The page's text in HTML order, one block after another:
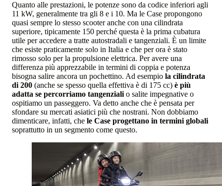
Quanto alle prestazioni, le potenze sono da codice inferiori agli
11 kW, generalmente tra gli 8 e i 10. Ma le Case propongono
quasi sempre lo stesso scooter anche con una cilindrata
superiore, tipicamente 150 perché questa è la prima cubatura
utile per accedere a tratte autostradali e tangenziali. È un limite
che esiste praticamente solo in Italia e che per ora è stato
rimosso solo per la propulsione elettrica. Per avere una
differenza più apprezzabile in termini di coppia e potenza
bisogna salire ancora un pochettino. Ad esempio la cilindrata
di 200 (anche se spesso quella effettiva è di 175 cc) è più
adatta se percorriamo tangenziali o salite impegnative o
ospitiamo un passeggero. Va detto anche che è pensata per
sfondare su mercati asiatici più che nostrani. Non dobbiamo
dimenticare, infatti, che le Case progettano in termini globali
soprattutto in un segmento come questo.